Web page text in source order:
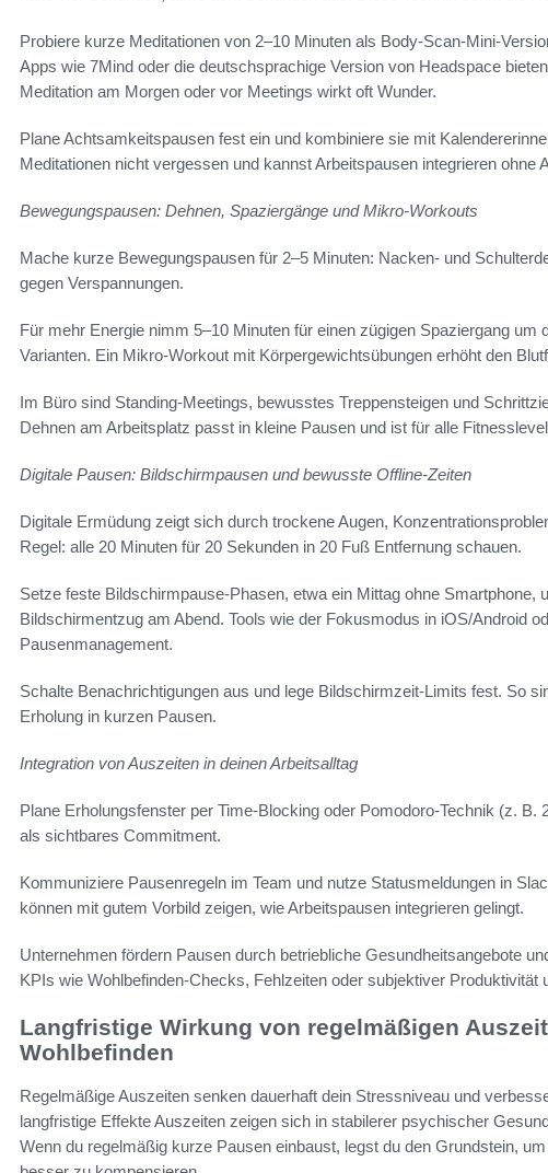
Probiere kurze Meditationen von 2–10 Minuten als Body-Scan-Mini-
Apps wie 7Mind oder die deutschsprachige Version von Headspace
Meditation am Morgen oder vor Meetings wirkt oft Wunder.
Plane Achtsamkeitspausen fest ein und kombiniere sie mit
Meditationen nicht vergessen und kannst Arbeitspausen integrieren ohne
Bewegungspausen: Dehnen, Spaziergänge und Mikro-Workouts
Mache kurze Bewegungspausen für 2–5 Minuten: Nacken- und
gegen Verspannungen.
Für mehr Energie nimm 5–10 Minuten für einen zügigen Spaziergang um
Varianten. Ein Mikro-Workout mit Körpergewichtsübungen erhöht den
Im Büro sind Standing-Meetings, bewusstes Treppensteigen und
Dehnen am Arbeitsplatz passt in kleine Pausen und ist für alle
Digitale Pausen: Bildschirmpausen und bewusste Offline-Zeiten
Digitale Ermüdung zeigt sich durch trockene Augen,
Regel: alle 20 Minuten für 20 Sekunden in 20 Fuß Entfernung schauen.
Setze feste Bildschirmpause-Phasen, etwa ein Mittag ohne Smartphone,
Bildschirmentzug am Abend. Tools wie der Fokusmodus in iOS/Android
Pausenmanagement.
Schalte Benachrichtigungen aus und lege Bildschirmzeit-Limits fest. So
Erholung in kurzen Pausen.
Integration von Auszeiten in deinen Arbeitsalltag
Plane Erholungsfenster per Time-Blocking oder Pomodoro-Technik (z.
als sichtbares Commitment.
Kommuniziere Pausenregeln im Team und nutze Statusmeldungen in
können mit gutem Vorbild zeigen, wie Arbeitspausen integrieren gelingt.
Unternehmen fördern Pausen durch betriebliche Gesundheitsangebote
KPIs wie Wohlbefinden-Checks, Fehlzeiten oder subjektiver Produktivität
Langfristige Wirkung von regelmäßigen
Wohlbefinden
Regelmäßige Auszeiten senken dauerhaft dein Stressniveau und
langfristige Effekte Auszeiten zeigen sich in stabilerer psychischer
Wenn du regelmäßig kurze Pausen einbaust, legst du den Grundstein,